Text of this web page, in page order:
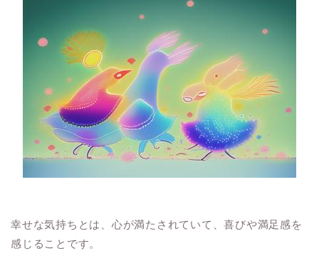
幸せな気持ちとは、心が満たされていて、喜びや満足感を
感じることです。